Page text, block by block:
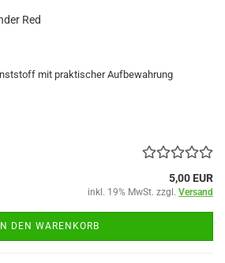
Red
mit praktischer Aufbewahrung
5,00 EUR
inkl. 19% MwSt. zzgl. Versand
DEN WARENKORB